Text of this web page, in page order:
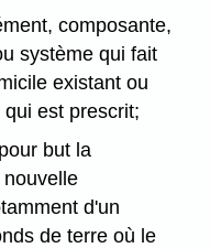
composante,
système qui fait
existant ou
est prescrit;
but la
d'un
de terre où le